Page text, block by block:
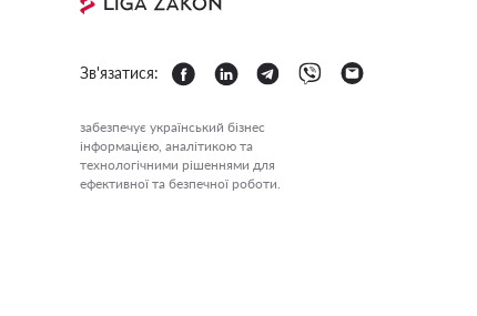
Зв'язатися:
забезпечує український бізнес
інформацією, аналітикою та
технологічними рішеннями для
ефективної та безпечної роботи.